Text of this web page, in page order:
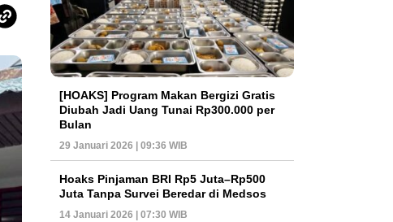
[HOAKS] Program Makan Bergizi Gratis
Diubah Jadi Uang Tunai Rp300.000 per
Bulan
29 Januari 2026 | 09:36 WIB
Hoaks Pinjaman BRI Rp5 Juta–Rp500
Juta Tanpa Survei Beredar di Medsos
14 Januari 2026 | 07:30 WIB